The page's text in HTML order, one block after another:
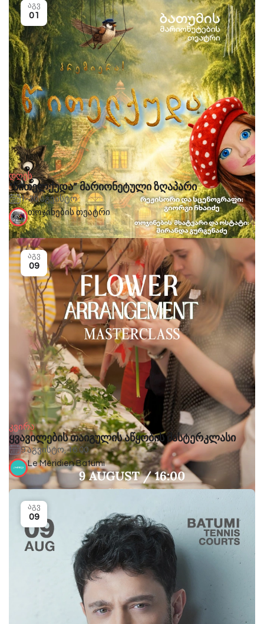
დღეს
“წითელქუდა” მარიონეტული ზღაპარი
1-30 აგვისტო
აგვ
01
თოჯინების თეატრი
კვირა
ყვავილების თაიგულის აწყობის მასტერკლასი
9 აგვისტო, 16:00
აგვ
09
Le Méridien Batumi
აგვ
09